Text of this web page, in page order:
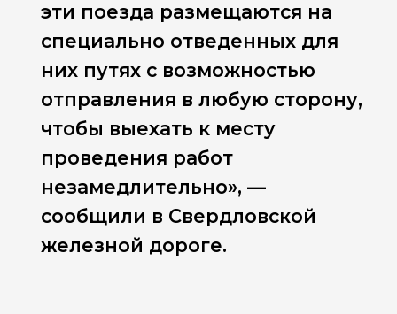
эти поезда размещаются на
специально отведенных для
них путях с возможностью
отправления в любую сторону,
чтобы выехать к месту
проведения работ
незамедлительно», —
сообщили в Свердловской
железной дороге.